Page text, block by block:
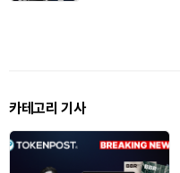
카테고리 기사